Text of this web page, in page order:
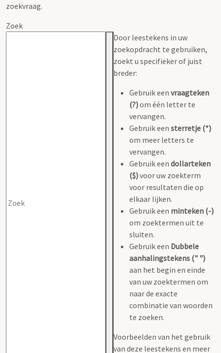
zoekvraag.
Zoek
Door leestekens in uw
zoekopdracht te gebruiken,
zoekt u specifieker of juist
breder:
Gebruik een vraagteken
(?)om één letter te
vervangen.
Gebruik een sterretje (*)
om meer letters te
vervangen.
Gebruik een dollarteken
($)voor uw zoekterm
voor resultaten die op
elkaar lijken.
Gebruik een minteken (-)
om zoektermen uit te
sluiten.
Gebruik een Dubbele
aanhalingstekens (" ")
aan het begin en einde
van uw zoektermen om
naar de exacte
combinatie van woorden
te zoeken.
Voorbeelden van het gebruik
van deze leestekens en meer